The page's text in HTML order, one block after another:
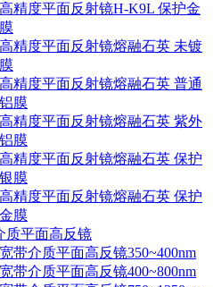
高精度平面反射镜H-K9L 保护金
膜
高精度平面反射镜熔融石英 未镀
膜
高精度平面反射镜熔融石英 普通
铝膜
高精度平面反射镜熔融石英 紫外
铝膜
高精度平面反射镜熔融石英 保护
银膜
高精度平面反射镜熔融石英 保护
金膜
质平面高反镜
宽带介质平面高反镜350~400nm
宽带介质平面高反镜400~800nm